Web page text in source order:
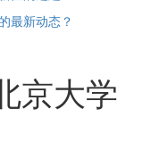
最新动态？
京大学